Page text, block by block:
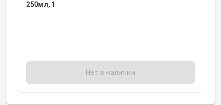
250мл, 1
Нет в наличии